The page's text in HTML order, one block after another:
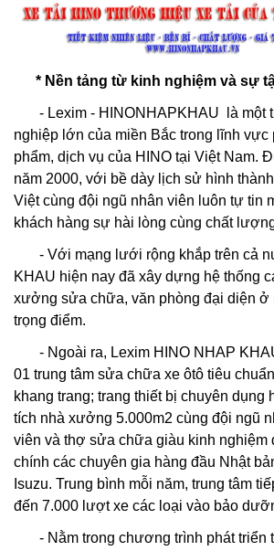
* Nền tảng từ kinh nghiệm và sự
- Lexim - HINONHAPKHAU là một
nghiệp lớn của miền Bắc trong lĩnh vực
phẩm, dịch vụ của HINO tại Việt Nam.
năm 2000, với bề dày lịch sử hình
Việt cùng đội ngũ nhân viên luôn tự tin
khách hàng sự hài lòng cùng chất
- Với mạng lưới rộng khắp trên cả
KHAU hiện nay đã xây dựng hệ thống
xưởng sửa chữa, văn phòng đại diện ở
trọng điểm.
- Ngoài ra, Lexim HINO NHAP
01 trung tâm sửa chữa xe ôtô tiêu
khang trang; trang thiết bị chuyên dụng
tích nhà xưởng 5.000m2 cùng đội ngũ
viên và thợ sửa chữa giàu kinh nghiệm
chính các chuyên gia hàng đầu Nhật
Isuzu. Trung bình mỗi năm, trung tâm
đến 7.000 lượt xe các loại vào bảo
- Nằm trong chương trình phát triển